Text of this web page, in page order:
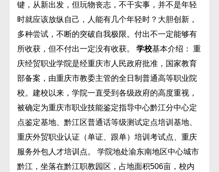
键，从新出发，但玩物丧志，不干实事，并不是年轻
时就应该放纵自己，人能有几个年轻时？大胆创新，
多种尝试，不断的突破自我极限。付出不一定能够有
所收获，但不付出一定没有收获。 学校基本介绍： 重
庆经贸职业学院是经重庆市人民政府批准，国家教育
部备案，由重庆市教委主管的全日制普通高等职业院
校。建校以来，学院一直受到各级政府的高度重视，
被确定为重庆市职业技能鉴定指导中心黔江分中心定
点鉴定基地、黔江区普通话等级测试定点培训基地、
重庆外贸职业认证（单证、跟单）培训考试点、重庆
服务外包人才培训点。 学院地处渝东南地区中心城市
黔江，坐落在黔江职教园区，占地面积506亩，校内